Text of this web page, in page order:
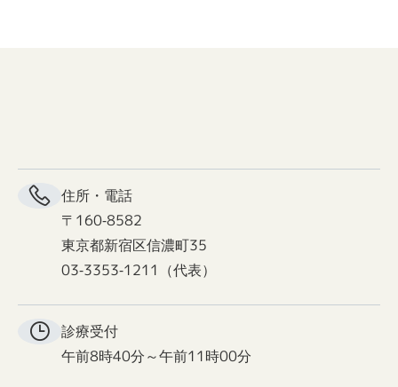
住所・電話
〒160-8582
東京都新宿区信濃町35
03-3353-1211（代表）
診療受付
午前8時40分～午前11時00分